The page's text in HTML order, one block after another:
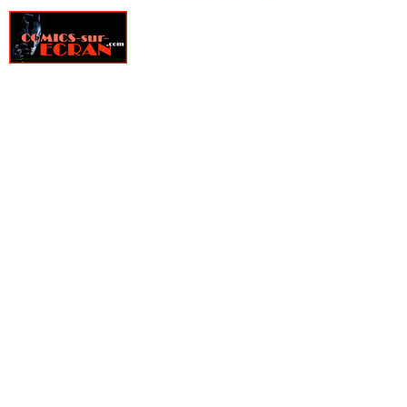
» The Complete Spider-Man Strips
» TKO Comics
» Vertigo Big Book